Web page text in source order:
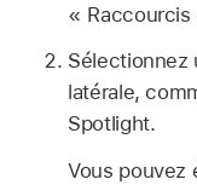
« Raccourcis
Sélectionnez
latérale,
Spotlight.
Vous pouvez